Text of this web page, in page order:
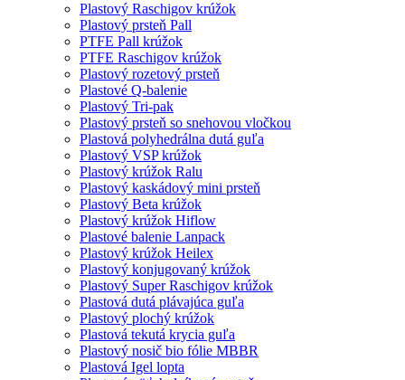
Plastový Raschigov krúžok
Plastový prsteň Pall
PTFE Pall krúžok
PTFE Raschigov krúžok
Plastový rozetový prsteň
Plastové Q-balenie
Plastový Tri-pak
Plastový prsteň so snehovou vločkou
Plastová polyhedrálna dutá guľa
Plastový VSP krúžok
Plastový krúžok Ralu
Plastový kaskádový mini prsteň
Plastový Beta krúžok
Plastový krúžok Hiflow
Plastové balenie Lanpack
Plastový krúžok Heilex
Plastový konjugovaný krúžok
Plastový Super Raschigov krúžok
Plastová dutá plávajúca guľa
Plastový plochý krúžok
Plastová tekutá krycia guľa
Plastový nosič bio fólie MBBR
Plastová Igel lopta